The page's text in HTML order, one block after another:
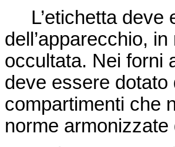
L’etichetta deve
dell’apparecchio,
occultata. Nei forni
deve essere
compartimenti che
norme armonizzate